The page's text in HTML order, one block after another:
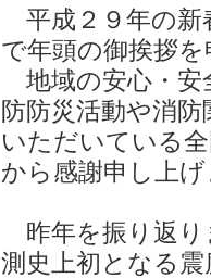
平成２９年の新
で年頭の御挨拶
地域の安心・安
防防災活動や消
いただいている
から感謝申し上
昨年を振り返り
測史上初となる